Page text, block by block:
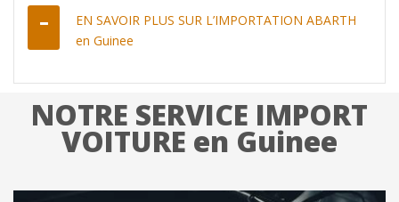
EN SAVOIR PLUS SUR L’IMPORTATION ABARTH
en Guinee
NOTRE SERVICE IMPORT
VOITURE en Guinee